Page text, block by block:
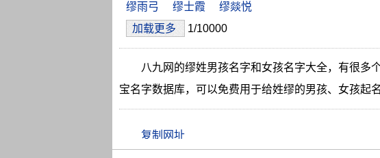
缪雨弓
缪士霞
缪燚悦
加载更多
1/10000
八九网的缪姓男孩名字和女孩名字大全，有很多
宝名字数据库，可以免费用于给姓缪的男孩、女孩起名